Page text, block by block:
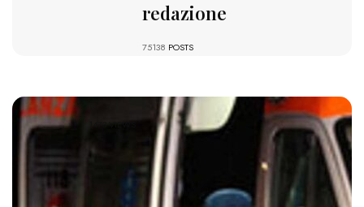
redazione
75138 POSTS
1473 VIEWS